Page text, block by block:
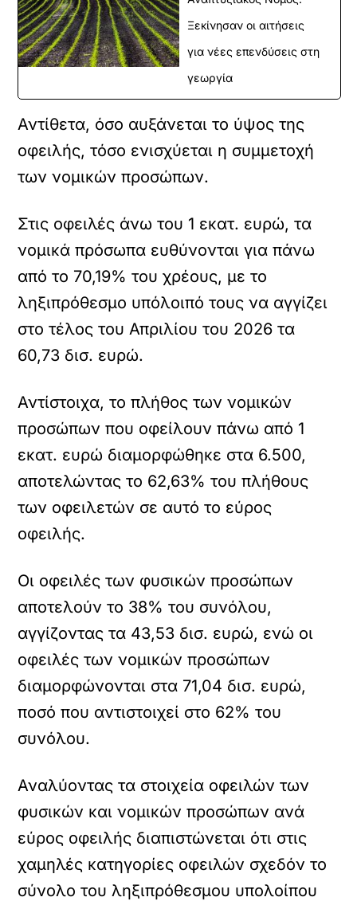
Ξεκίνησαν οι αιτήσεις
για νέες επενδύσεις στη
γεωργία
Αντίθετα, όσο αυξάνεται το ύψος της
οφειλής, τόσο ενισχύεται η συμμετοχή
των νομικών προσώπων.
Στις οφειλές άνω του 1 εκατ. ευρώ, τα
νομικά πρόσωπα ευθύνονται για πάνω
από το 70,19% του χρέους, με το
ληξιπρόθεσμο υπόλοιπό τους να αγγίζει
στο τέλος του Απριλίου του 2026 τα
60,73 δισ. ευρώ.
Αντίστοιχα, το πλήθος των νομικών
προσώπων που οφείλουν πάνω από 1
εκατ. ευρώ διαμορφώθηκε στα 6.500,
αποτελώντας το 62,63% του πλήθους
των οφειλετών σε αυτό το εύρος
οφειλής.
Οι οφειλές των φυσικών προσώπων
αποτελούν το 38% του συνόλου,
αγγίζοντας τα 43,53 δισ. ευρώ, ενώ οι
οφειλές των νομικών προσώπων
διαμορφώνονται στα 71,04 δισ. ευρώ,
ποσό που αντιστοιχεί στο 62% του
συνόλου.
Αναλύοντας τα στοιχεία οφειλών των
φυσικών και νομικών προσώπων ανά
εύρος οφειλής διαπιστώνεται ότι στις
χαμηλές κατηγορίες οφειλών σχεδόν το
σύνολο του ληξιπρόθεσμου υπολοίπου